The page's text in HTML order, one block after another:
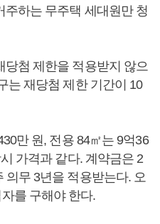
주하는 무주택 세대원만 청
첨 제한을 적용받지 않으
는 재당첨 제한 기간이 10
만 원, 전용 84㎡는 9억36
가격과 같다. 계약금은 2
무 3년을 적용받는다. 오
를 구해야 한다.